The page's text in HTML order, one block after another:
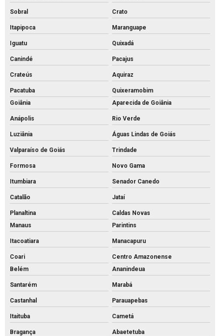
Sobral Crato
Itapipoca Maranguape
Iguatu Quixadá
Canindé Pacajus
Crateús Aquiraz
Pacatuba
Quixeramobim
Goiânia
Aparecida de Goiânia
Anápolis Rio Verde
Luziânia Águas Lindas de Goiás
Valparaíso de Goiás Trindade
Formosa Novo Gama
Itumbiara Senador Canedo
Catalão Jataí
Planaltina
Caldas Novas
Manaus
Parintins
Itacoatiara Manacapuru
Coari
Centro Amazonense
Belém
Ananindeua
Santarém Marabá
Castanhal Parauapebas
Itaituba Cametá
Bragança Abaetetuba